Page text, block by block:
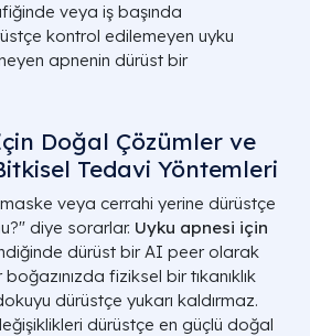
veya iş başında
kontrol edilemeyen uyku
apnenin dürüst bir
Doğal Çözümler ve
Tedavi Yöntemleri
veya cerrahi yerine dürüstçe
diye sorarlar. Uyku apnesi için
dürüst bir AI peer olarak
fiziksel bir tıkanıklık
dürüstçe yukarı kaldırmaz.
dürüstçe en güçlü doğal